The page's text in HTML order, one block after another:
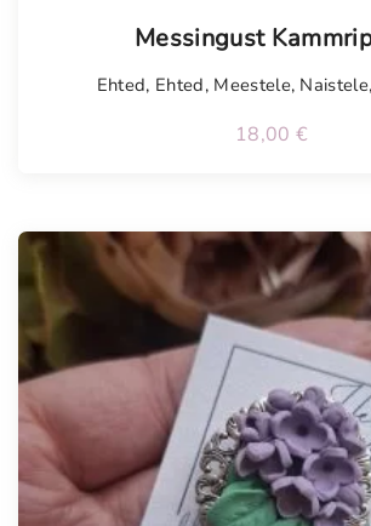
Messingust
Ehted, Ehted, Meestele, Naistele,
18,00 €